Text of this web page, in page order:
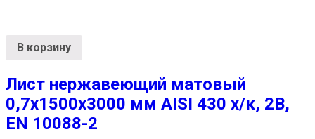
В корзину
Лист нержавеющий матовый
0,7х1500х3000 мм AISI 430 х/к, 2B,
EN 10088-2